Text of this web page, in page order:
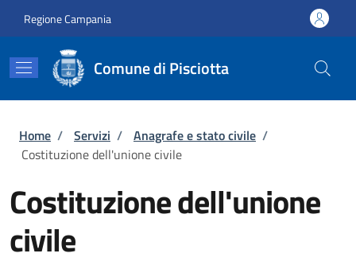
Regione Campania
Comune di Pisciotta
Briciole di pane
Home / Servizi / Anagrafe e stato civile /
Costituzione dell'unione civile
Costituzione dell'unione
civile